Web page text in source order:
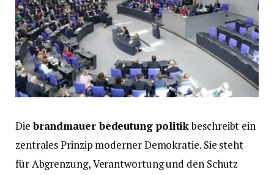
Diebrandmauer bedeutung politikbeschreibt ein
zentrales Prinzip moderner Demokratie. Sie steht
für Abgrenzung, Verantwortung und den Schutz